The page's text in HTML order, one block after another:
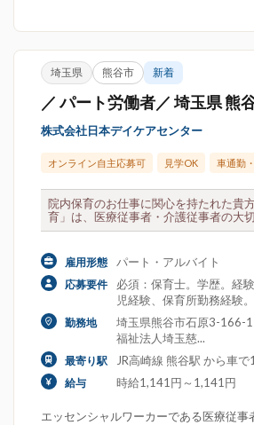
埼玉県 熊谷市 新着
／ パート労働者／ 埼玉県 熊
株式会社日本デイケアセンター
オンライン自主応募可 見学OK 車通勤
院内保育のお仕事に関心を持たれた貴
育」は、医療従事者・介護従事者の大
雇用形態 パート・アルバイト
応募要件
必須：保育士。学歴。経
児経験、保育所勤務経験。
勤務地
埼玉県熊谷市石原3-166-
福祉法人埼玉慈...
最寄り駅 JR高崎線 熊谷駅 から車で
給与 時給1,141円～1,141円
エッセンシャルワーカーである医療従事